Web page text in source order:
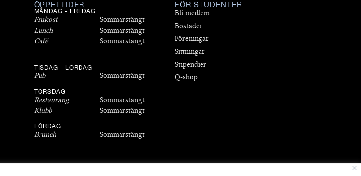
ÖPPETTIDER
MÅNDAG - FREDAG
Frukost
Lunch
Café
Sommarstängt
Sommarstängt
Sommarstängt
TISDAG - LÖRDAG
Pub Sommarstängt
TORSDAG
Restaurang
Klubb
Sommarstängt
Sommarstängt
LÖRDAG
Brunch Sommarstängt
FÖR STUDENTER
Bli medlem
Bostäder
Föreningar
Sittningar
Stipendier
Q-shop